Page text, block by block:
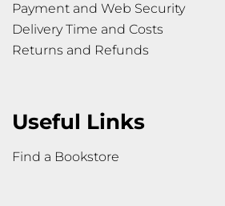
Payment and Web Security
Delivery Time and Costs
Returns and Refunds
Useful Links
Find a Bookstore